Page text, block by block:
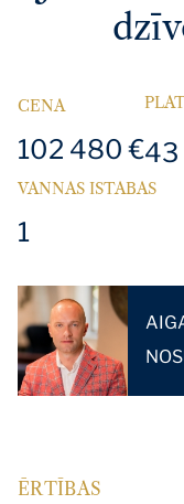
CENA
102 480 €43
VANNAS ISTABAS
1
ĒRTĪBAS